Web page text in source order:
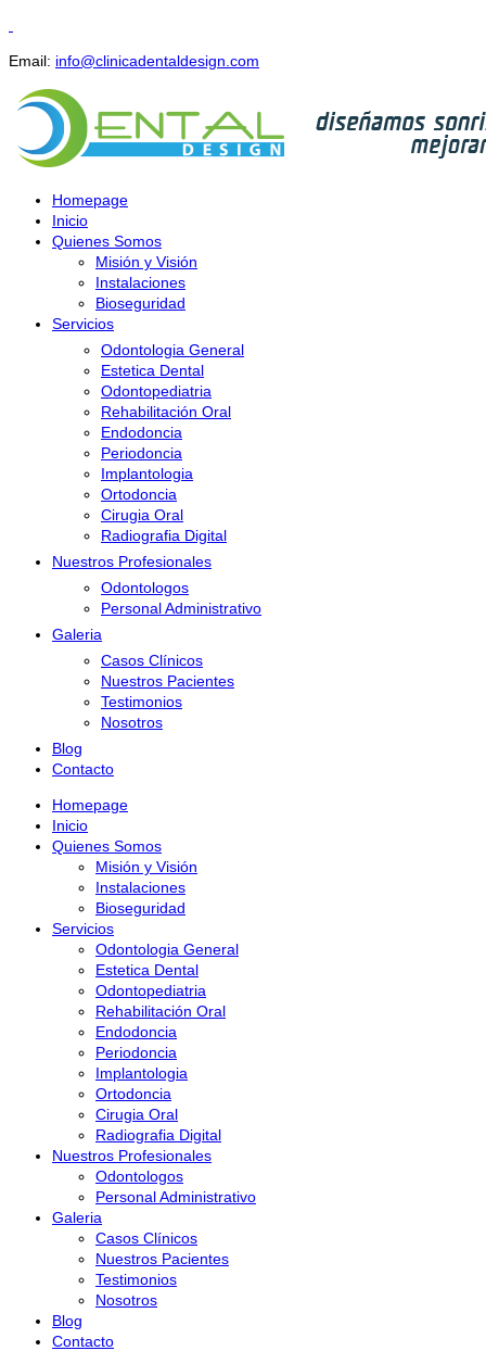
Email: info@clinicadentaldesign.com
Homepage
Inicio
Quienes Somos
Misión y Visión
Instalaciones
Bioseguridad
Servicios
Odontologia General
Estetica Dental
Odontopediatria
Rehabilitación Oral
Endodoncia
Periodoncia
Implantologia
Ortodoncia
Cirugia Oral
Radiografia Digital
Nuestros Profesionales
Odontologos
Personal Administrativo
Galeria
Casos Clínicos
Nuestros Pacientes
Testimonios
Nosotros
Blog
Contacto
Homepage
Inicio
Quienes Somos
Misión y Visión
Instalaciones
Bioseguridad
Servicios
Odontologia General
Estetica Dental
Odontopediatria
Rehabilitación Oral
Endodoncia
Periodoncia
Implantologia
Ortodoncia
Cirugia Oral
Radiografia Digital
Nuestros Profesionales
Odontologos
Personal Administrativo
Galeria
Casos Clínicos
Nuestros Pacientes
Testimonios
Nosotros
Blog
Contacto